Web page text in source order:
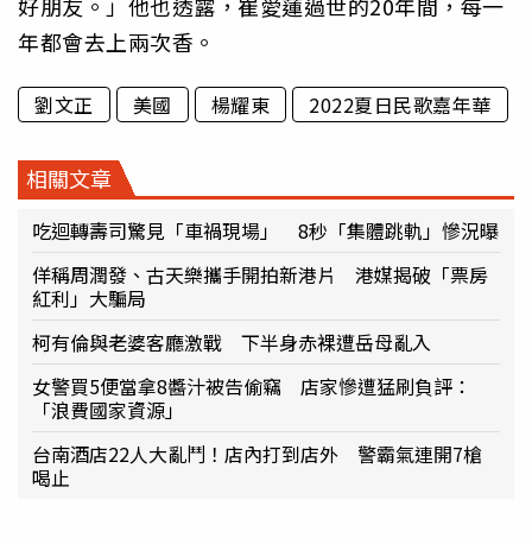
年都會去上兩次香。
劉文正 美國 楊耀東 2022夏日民歌嘉年華
相關文章
吃迴轉壽司驚見「車禍現場」 8秒「集體跳軌」慘況曝
佯稱周潤發、古天樂攜手開拍新港片 港媒揭破「票房
紅利」大騙局
柯有倫與老婆客廳激戰 下半身赤裸遭岳母亂入
女警買5便當拿8醬汁被告偷竊 店家慘遭猛刷負評：
「浪費國家資源」
台南酒店22人大亂鬥！店內打到店外 警霸氣連開7槍
喝止